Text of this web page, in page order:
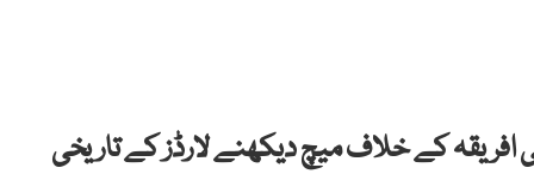
کے خلاف میچ دیکھنے لارڈز کے تاریخی